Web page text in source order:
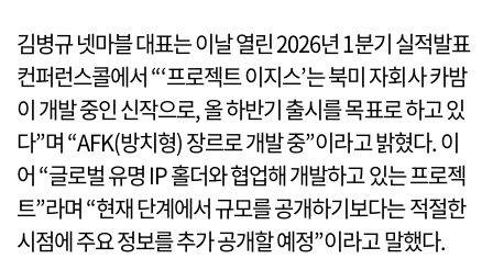
김병규 넷마블 대표는 이날 열린 2026년 1분기 실적발표
컨퍼런스콜에서 “‘프로젝트 이지스’는 북미 자회사 카밤
이 개발 중인 신작으로, 올 하반기 출시를 목표로 하고 있
다”며 “AFK(방치형) 장르로 개발 중”이라고 밝혔다. 이
어 “글로벌 유명 IP 홀더와 협업해 개발하고 있는 프로젝
트”라며 “현재 단계에서 규모를 공개하기보다는 적절한
시점에 주요 정보를 추가 공개할 예정”이라고 말했다.